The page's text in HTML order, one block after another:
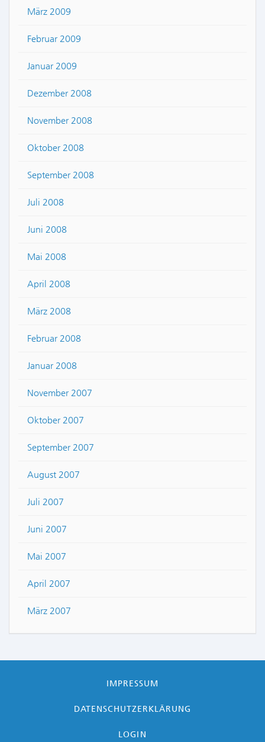
März 2009
Februar 2009
Januar 2009
Dezember 2008
November 2008
Oktober 2008
September 2008
Juli 2008
Juni 2008
Mai 2008
April 2008
März 2008
Februar 2008
Januar 2008
November 2007
Oktober 2007
September 2007
August 2007
Juli 2007
Juni 2007
Mai 2007
April 2007
März 2007
IMPRESSUM
DATENSCHUTZERKLÄRUNG
LOGIN